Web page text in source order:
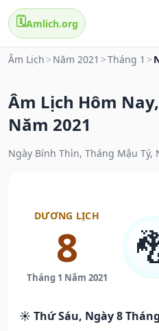
🗓️Amlich.org
Âm Lịch > Năm 2021 >Tháng 1 >
Âm Lịch Hôm
Năm 2021
Ngày Bính Thìn, Tháng Mậu Tý,
DƯƠNG LỊCH
8
Tháng 1 Năm 2021
☀️ Thứ Sáu, Ngày 8